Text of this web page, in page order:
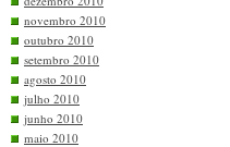
novembro 2010
outubro 2010
setembro 2010
agosto 2010
julho 2010
junho 2010
maio 2010